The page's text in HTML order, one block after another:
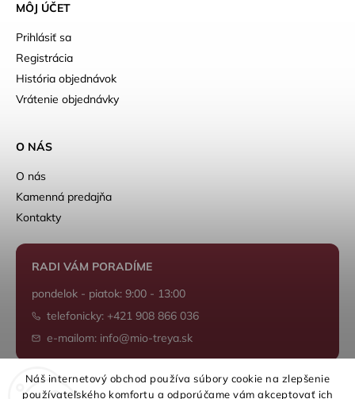
Náš internetový obchod používa súbory cookie na zlepšenie
používateľského komfortu a odporúčame vám akceptovať ich
MÔJ ÚČET
Prihlásiť sa
Registrácia
História objednávok
Vrátenie objednávky
O NÁS
O nás
Kamenná predajňa
Kontakty
RADI VÁM PORADÍME
pondelok - piatok: 9:00 - 13:00
telefonicky: +421 908 866 036
e-mailom: info@mio-treya.sk